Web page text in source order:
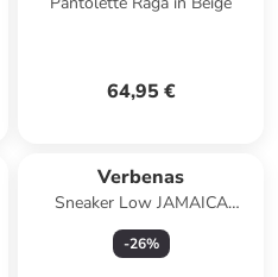
64,95 €
Verbenas
Sneaker Low JAMAICA
SERRAJE in natur
-26%